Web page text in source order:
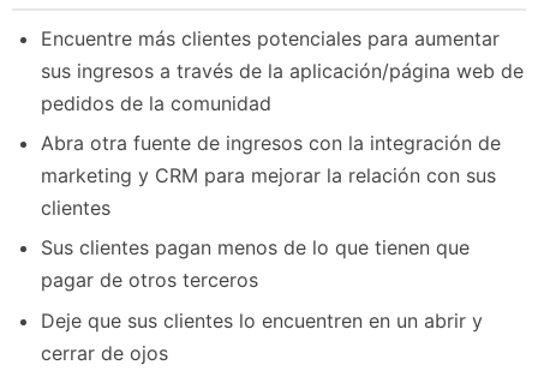
Encuentre más clientes potenciales para aumentar
sus ingresos a través de la aplicación/página web de
pedidos de la comunidad
Abra otra fuente de ingresos con la integración de
marketing y CRM para mejorar la relación con sus
clientes
Sus clientes pagan menos de lo que tienen que
pagar de otros terceros
Deje que sus clientes lo encuentren en un abrir y
cerrar de ojos